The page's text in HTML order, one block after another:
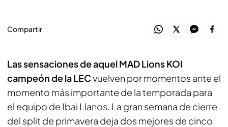
Compartir
Las sensaciones de aquel MAD Lions KOI
campeón de la LECvuelven por momentos ante el
momento más importante de la temporada para
el equipo de Ibai Llanos. La gran semana de cierre
del split de primavera deja dos mejores de cinco